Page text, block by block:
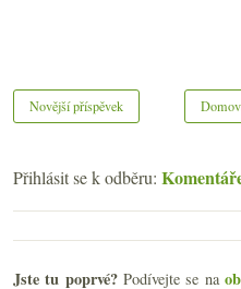
Novější příspěvek
Přihlásit se k odběru:
Jste tu poprvé?Podívejte se na